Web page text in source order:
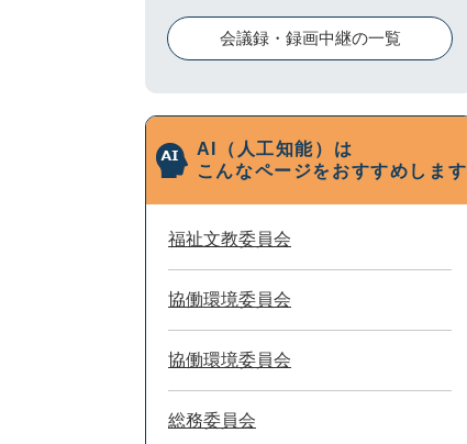
会議録・録画中継の一覧
AI（人工知能）は
こんなページをおすすめします
福祉文教委員会
協働環境委員会
協働環境委員会
総務委員会